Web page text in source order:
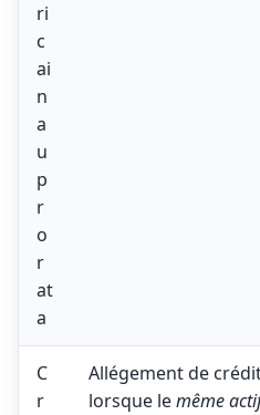
ri
c
ai
n
a
u
p
r
o
r
at
a
C
r
Allégement de
lorsque lemême